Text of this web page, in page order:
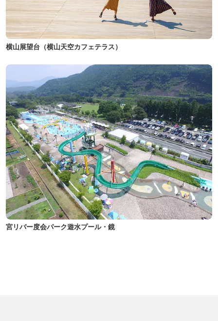
横山展望台（横山天空カフェテラス）
宮リバー度会パーク遊水プール・鏡